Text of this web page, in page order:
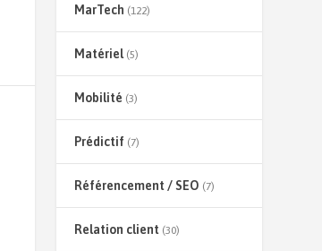
MarTech (122)
Matériel(5)
Mobilité (3)
Prédictif (7)
Référencement / SEO (7)
Relation client(30)